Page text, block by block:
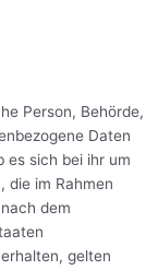
Person, Behörde,
Daten
es sich bei ihr um
die im Rahmen
dem
gelten